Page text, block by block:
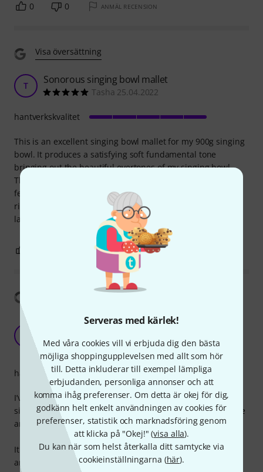
Serveras med kärlek!
Med våra cookies vill vi erbjuda dig den bästa
möjliga shoppingupplevelsen med allt som hör
till. Detta inkluderar till exempel lämpliga
erbjudanden, personliga annonser och att
komma ihåg preferenser. Om detta är okej för dig,
godkänn helt enkelt användningen av cookies för
preferenser, statistik och marknadsföring genom
att klicka på "Okej!" (visa alla).
Du kan när som helst återkalla ditt samtycke via
cookieinställningarna (här).
0 0 ANMÄL RECENSION
Visa översättning
T Sonorous singing bowl mallet
Tasha 25.04.2022
This is an excellent singing bowl mallet for my 900g singing
bowl. It produces a satisfying soft fundamental tone
bringing out the beautiful overtones of my singing bowl.
This prevents the clang you sometimes get with the harder
felt-covered mallets and the tones are more subtle but
richer. I thoroughly recommend this mallet for use with
larger singing bowls.
hantverkskvalitet
ANMÄL RECENSION
Visa översättning
Good all-round mallet for warm and consistent
Juan Sanchez Plaza 26.03.2026
I’ve been using the Thomann KSHF 60 mallet with my
singing bowls in sessions, and it has proven to be a reliable
and versatile tool.
It produces a warm, smooth tone when striking the bowl,
and also works well for playing around the rim to create
hantverkskvalitet